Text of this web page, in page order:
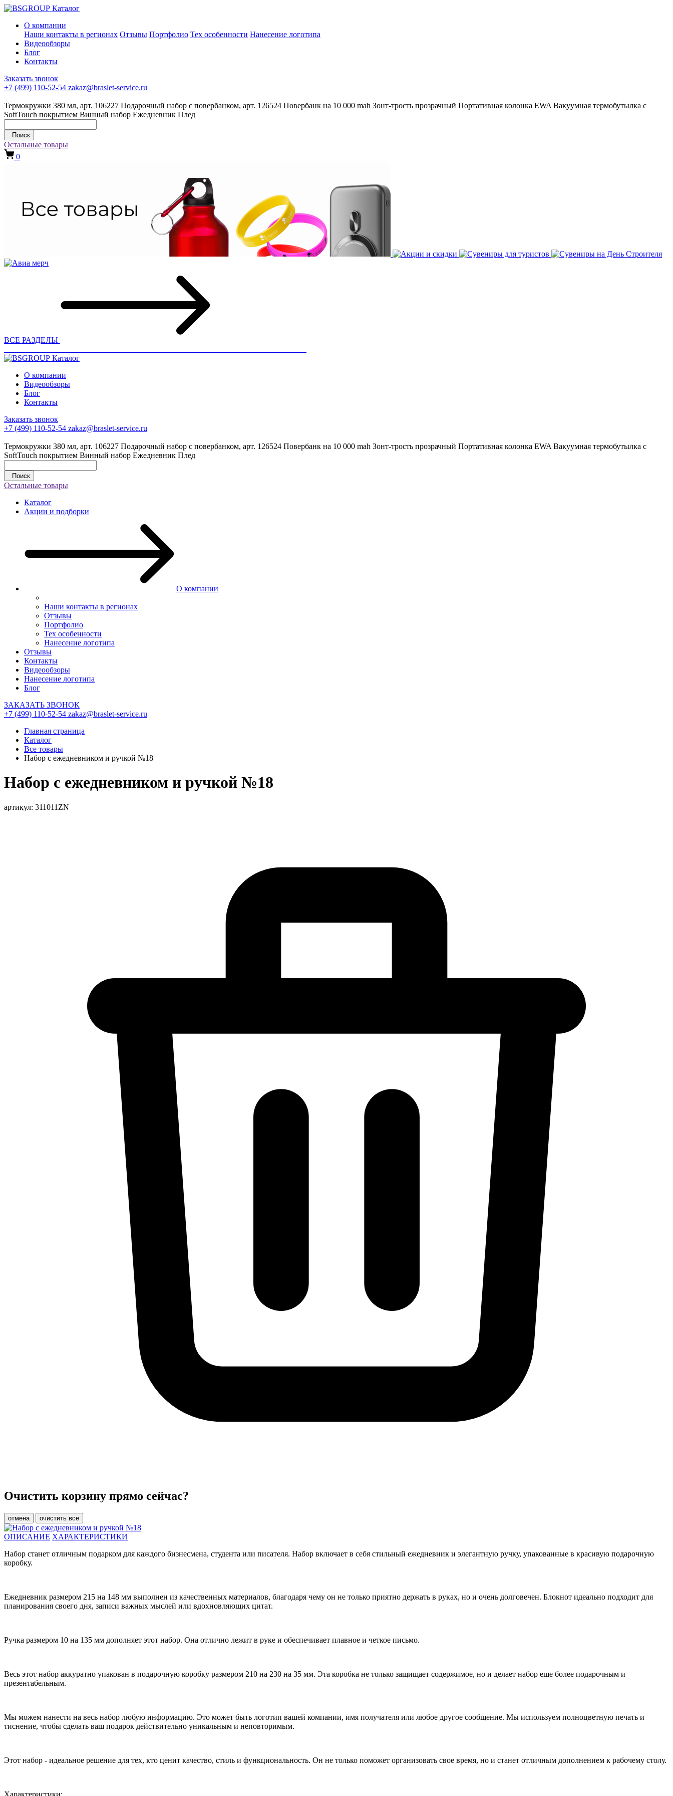
Каталог
О компании
Наши контакты в регионах Отзывы Портфолио Тех особенности Нанесение логотипа
Видеообзоры
Блог
Контакты
Заказать звонок
+7 (499) 110-52-54 zakaz@braslet-service.ru
Термокружки 380 мл, арт. 106227 Подарочный набор с повербанком, арт. 126524 Повербанк на 10 000 mah Зонт-трость прозрачный Портативная колонка EWA Вакуумная термобутылка с
SoftTouch покрытием Винный набор Ежедневник Плед
Поиск
Остальные товары
0
ВСЕ РАЗДЕЛЫ
Каталог
О компании
Видеообзоры
Блог
Контакты
Заказать звонок
+7 (499) 110-52-54 zakaz@braslet-service.ru
Термокружки 380 мл, арт. 106227 Подарочный набор с повербанком, арт. 126524 Повербанк на 10 000 mah Зонт-трость прозрачный Портативная колонка EWA Вакуумная термобутылка с
SoftTouch покрытием Винный набор Ежедневник Плед
Поиск
Остальные товары
Каталог
Акции и подборки
О компании
Наши контакты в регионах
Отзывы
Портфолио
Тех особенности
Нанесение логотипа
Отзывы
Контакты
Видеообзоры
Нанесение логотипа
Блог
ЗАКАЗАТЬ ЗВОНОК
+7 (499) 110-52-54 zakaz@braslet-service.ru
Главная страница
Каталог
Все товары
Набор с ежедневником и ручкой №18
Набор с ежедневником и ручкой №18
артикул: 311011ZN
Очистить корзину прямо сейчас?
отмена очистить все
ОПИСАНИЕ ХАРАКТЕРИСТИКИ
Набор станет отличным подарком для каждого бизнесмена, студента или писателя. Набор включает в себя стильный ежедневник и элегантную ручку, упакованные в красивую подарочную
коробку.
Ежедневник размером 215 на 148 мм выполнен из качественных материалов, благодаря чему он не только приятно держать в руках, но и очень долговечен. Блокнот идеально подходит для
планирования своего дня, записи важных мыслей или вдохновляющих цитат.
Ручка размером 10 на 135 мм дополняет этот набор. Она отлично лежит в руке и обеспечивает плавное и четкое письмо.
Весь этот набор аккуратно упакован в подарочную коробку размером 210 на 230 на 35 мм. Эта коробка не только защищает содержимое, но и делает набор еще более подарочным и
презентабельным.
Мы можем нанести на весь набор любую информацию. Это может быть логотип вашей компании, имя получателя или любое другое сообщение. Мы используем полноцветную печать и
тиснение, чтобы сделать ваш подарок действительно уникальным и неповторимым.
Этот набор - идеальное решение для тех, кто ценит качество, стиль и функциональность. Он не только поможет организовать свое время, но и станет отличным дополнением к рабочему столу.
Характеристики: